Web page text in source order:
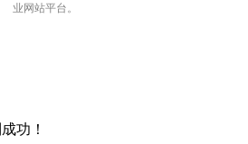
业网站平台。
功！